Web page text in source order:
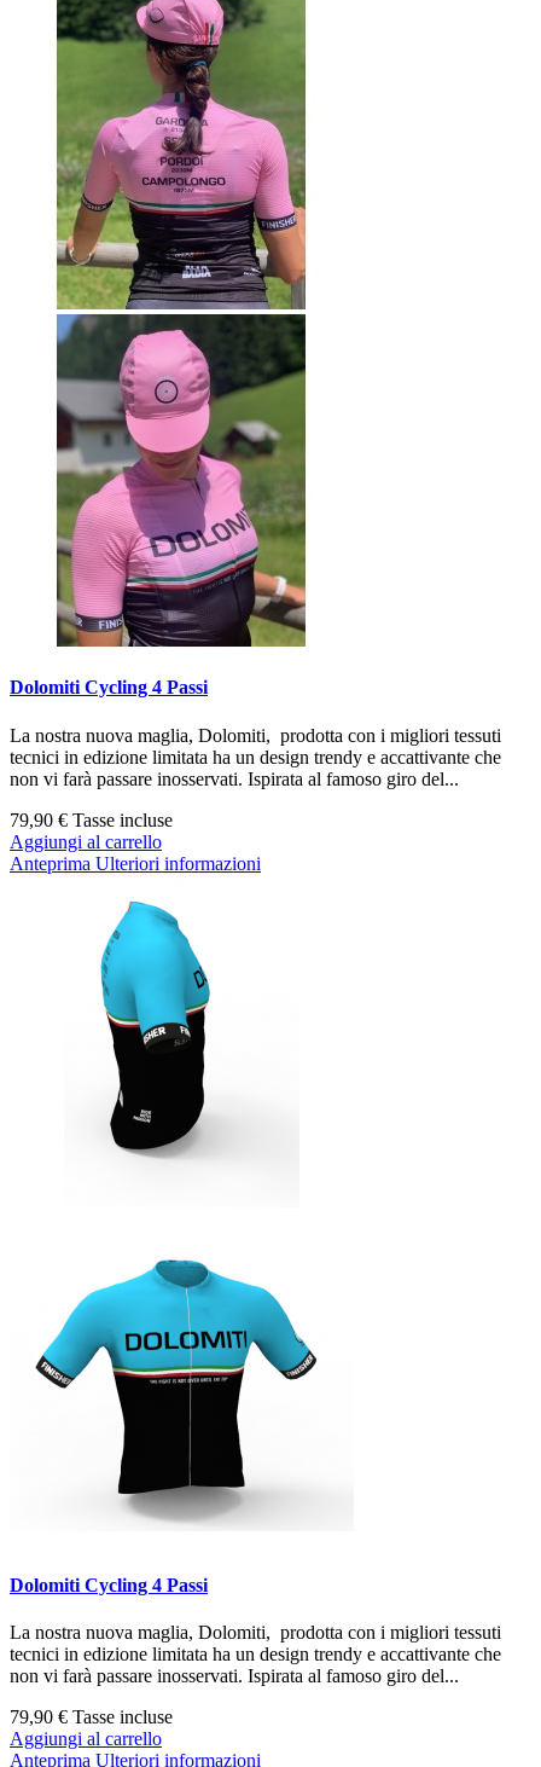
Dolomiti Cycling 4 Passi
La nostra nuova maglia, Dolomiti, prodotta con i migliori tessuti
tecnici in edizione limitata ha un design trendy e accattivante che
non vi farà passare inosservati. Ispirata al famoso giro del...
79,90 € Tasse incluse
Aggiungi al carrello
Anteprima Ulteriori informazioni
Dolomiti Cycling 4 Passi
La nostra nuova maglia, Dolomiti, prodotta con i migliori tessuti
tecnici in edizione limitata ha un design trendy e accattivante che
non vi farà passare inosservati. Ispirata al famoso giro del...
79,90 € Tasse incluse
Aggiungi al carrello
Anteprima Ulteriori informazioni